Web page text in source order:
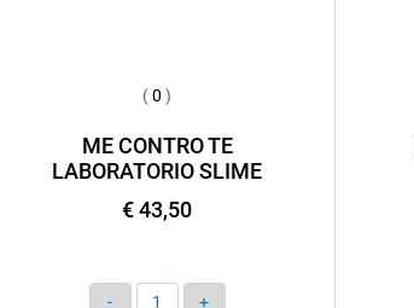
(0 )
ME CONTRO TE
LABORATORIO SLIME
€ 43,50
Quantità